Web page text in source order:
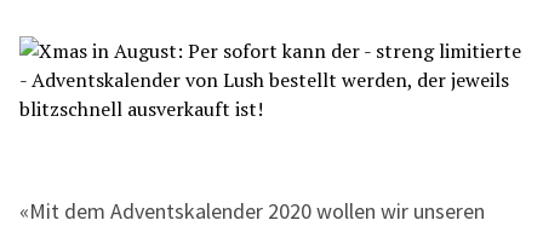
«Mit dem Adventskalender 2020 wollen wir unseren